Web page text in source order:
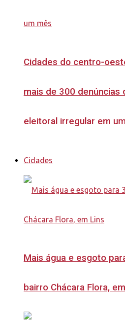
Cidades do centro-
mais de 300 denúncias
eleitoral irregular em
Cidades
Mais água e esgoto
bairro Chácara Flora,